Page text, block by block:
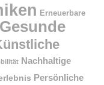
Erneuerbare
Gesunde
Nachhaltige
Persönliche